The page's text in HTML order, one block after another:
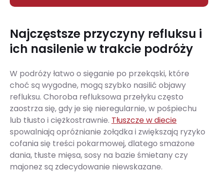
Najczęstsze przyczyny refluksu i
ich nasilenie w trakcie podróży
W podróży łatwo o sięganie po przekąski, które
choć są wygodne, mogą szybko nasilić objawy
refluksu. Choroba refluksowa przełyku często
zaostrza się, gdy je się nieregularnie, w pośpiechu
lub tłusto i ciężkostrawnie. Tłuszcze w diecie
spowalniają opróżnianie żołądka i zwiększają ryzyko
cofania się treści pokarmowej, dlatego smażone
dania, tłuste mięsa, sosy na bazie śmietany czy
majonez są zdecydowanie niewskazane.